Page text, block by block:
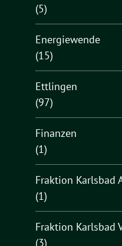
(5)
Energiewende
(15)
Ettlingen
(97)
Finanzen
(1)
Fraktion Karlsbad
(1)
Fraktion Karlsbad
(3)